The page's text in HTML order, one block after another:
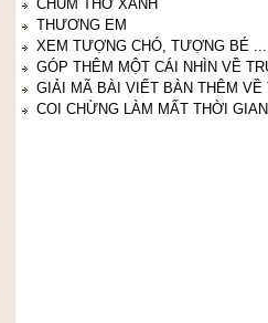
CHÙM THƠ XANH
THƯƠNG EM
XEM TƯỢNG CHÓ, TƯỢNG BÉ
GÓP THÊM MỘT CÁI NHÌN VỀ
GIẢI MÃ BÀI VIẾT BÀN THÊM VỀ
COI CHỪNG LÀM MẤT THỜI